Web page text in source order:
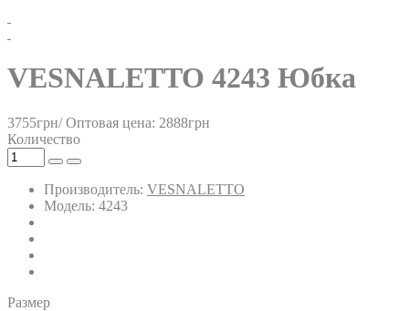
VESNALETTO 4243 Юбка
3755грн/ Оптовая цена: 2888грн
Количество
Производитель: VESNALETTO
Модель: 4243
Размер